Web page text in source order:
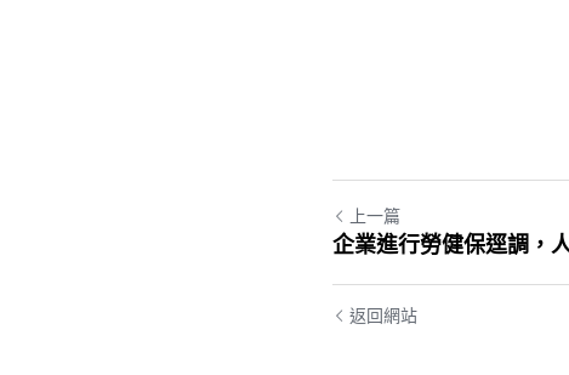
上一篇
企業進行勞健保逕調，
返回網站